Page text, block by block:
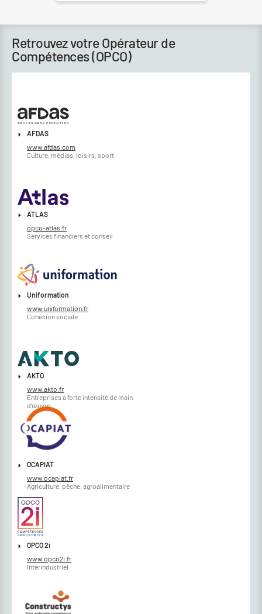
Retrouvez votre Opérateur de
Compétences (OPCO)
AFDAS
www.afdas.com
Culture, médias, loisirs, sport
ATLAS
opco-atlas.fr
Services financiers et conseil
Uniformation
www.uniformation.fr
Cohésion sociale
AKTO
www.akto.fr
Entreprises à forte intensité de main
d'œuvre
OCAPIAT
www.ocapiat.fr
Agriculture, pêche, agroalimentaire
OPCO 2i
www.opco2i.fr
Interindustriel